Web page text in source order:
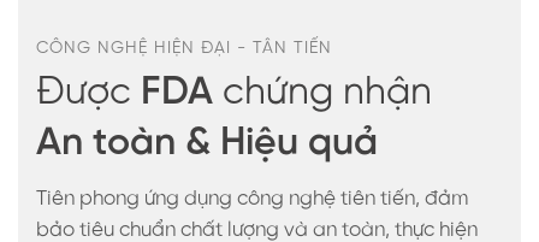
CÔNG NGHỆ HIỆN ĐẠI - TÂN TIẾN
Được FDA chứng nhận
An toàn & Hiệu quả
Tiên phong ứng dụng công nghệ tiên tiến, đảm
bảo tiêu chuẩn chất lượng và an toàn, thực hiện